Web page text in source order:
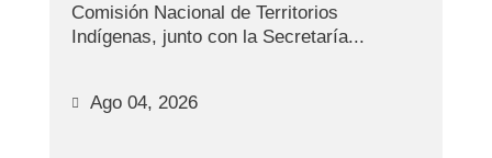
Comisión Nacional de Territorios
Indígenas, junto con la Secretaría...
Ago 04, 2026